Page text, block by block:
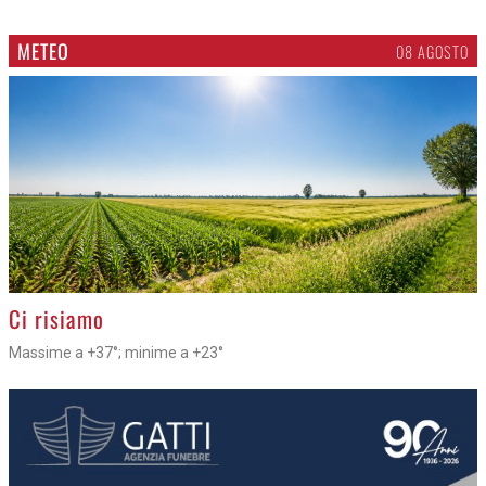
METEO 08 AGOSTO
>
Ci risiamo
Massime a +37°; minime a +23°